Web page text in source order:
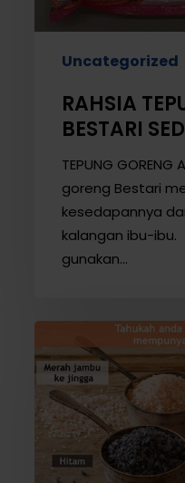
Uncategorized
RAHSIA
BESTARI
TEPUNG
goreng Bestari
kesedapannya
kalangan ibu-ibu.
gunakan…
Warna
Garam
Bukit
Himalaya
Garam